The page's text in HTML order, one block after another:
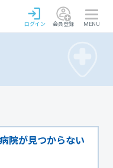
ログイン 会員登録 MENU
院が見つからない